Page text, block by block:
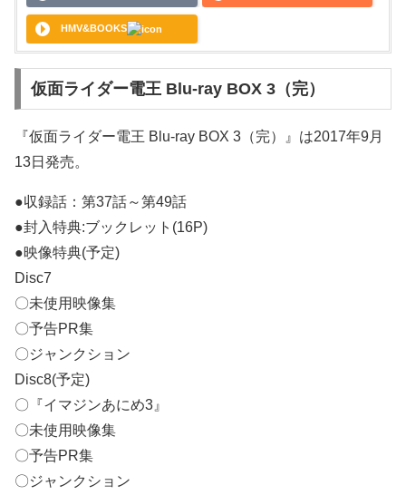
HMV&BOOKS
仮面ライダー電王 Blu-ray BOX 3（完）
『仮面ライダー電王 Blu-ray BOX 3（完）』は2017年9月
13日発売。
●収録話：第37話～第49話
●封入特典:ブックレット(16P)
●映像特典(予定)
Disc7
〇未使用映像集
〇予告PR集
〇ジャンクション
Disc8(予定)
〇『イマジンあにめ3』
〇未使用映像集
〇予告PR集
〇ジャンクション